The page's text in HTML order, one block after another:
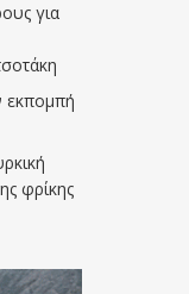
για
εκπομπή
φρίκης